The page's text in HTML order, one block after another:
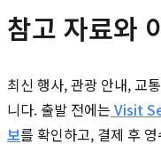
참고 자료와
최신 행사, 관광 안내, 교
니다. 출발 전에는 Visit
보를 확인하고, 결제 후